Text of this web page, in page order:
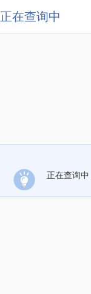
正在查询中
正在查询